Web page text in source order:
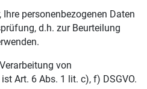
personenbezogenen Daten
d.h. zur Beurteilung
von
Art. 6 Abs. 1 lit. c), f) DSGVO.